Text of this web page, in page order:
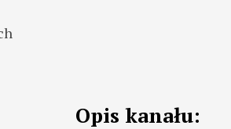
Opis kanału: